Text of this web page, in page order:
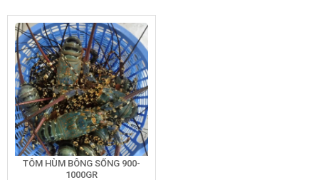
TÔM HÙM BÔNG SỐNG 900-
1000GR